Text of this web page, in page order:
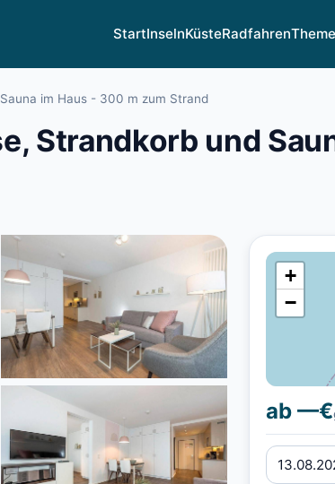
StartInselnKüsteRadfahren
im Haus - 300 m zum Strand
Strandkorb und
+
−
ab —€